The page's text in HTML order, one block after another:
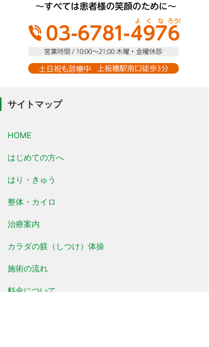
サイトマップ
HOME
はじめての方へ
はり・きゅう
整体・カイロ
治療案内
カラダの躾（しつけ）体操
施術の流れ
料金について